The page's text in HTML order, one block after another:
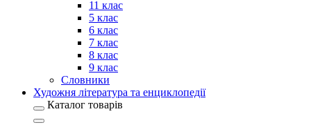
11 клас
5 клас
6 клас
7 клас
8 клас
9 клас
Словники
Художня література та енциклопедії
Каталог товарів